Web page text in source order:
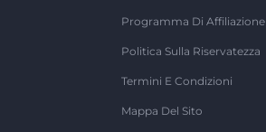
Programma Di Affiliazione
Politica Sulla Riservatezza
Termini E Condizioni
Mappa Del Sito